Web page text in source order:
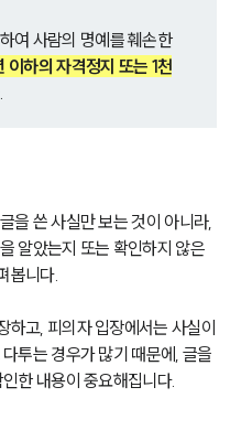
여 사람의 명예를 훼손한
하의 자격정지 또는 1천
을 쓴 사실만 보는 것이 아니라,
알았는지 또는 확인하지 않은
봅니다.
고, 피의자 입장에서는 사실이
투는 경우가 많기 때문에, 글을
한 내용이 중요해집니다.